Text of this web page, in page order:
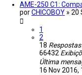
AME-250 C1:
porCHICOBOY » 20
1
2
18 Respostas
66432
Última
16 Nov 2016,